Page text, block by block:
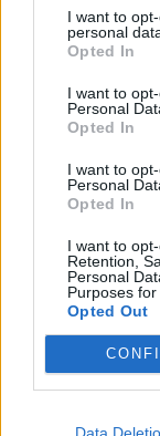
I want to
personal
Opted In
I want to
Personal
Opted In
I want to
Personal
Opted In
I want to
Retention,
Personal
Purposes for
Opted Out
Data
2026 m. rugpjūčio
Lrytas.lt
Kavos
geresne
rodo, kad
ne tik nuo
kaip ji